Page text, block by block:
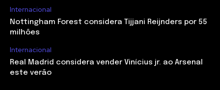
Internacional
Nottingham Forest considera Tijjani Reijnders por 55
milhões
Internacional
Real Madrid considera vender Vinícius jr. ao Arsenal
este verão